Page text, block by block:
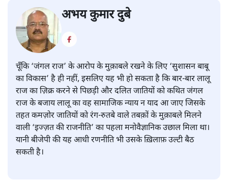
अभय कुमार दुबे
चूँकि ‘जंगल राज’ के आरोप के मुक़ाबले रखने के लिए ‘सुशासन बाबू
का विकास’ है ही नहीं, इसलिए यह भी हो सकता है कि बार-बार लालू
राज का ज़िक्र करने से पिछड़ी और दलित जातियों को कथित जंगल
राज के बजाय लालू का वह सामाजिक न्याय न याद आ जाए जिसके
तहत कमज़ोर जातियों को रंग-रुतबे वाले तबक़ों के मुक़ाबले मिलने
वाली ‘इज्ज़त की राजनीति’ का पहला मनोवैज्ञानिक उछाल मिला था।
यानी बीजेपी की यह आधी रणनीति भी उसके ख़िलाफ़ उल्टी बैठ
सकती है।